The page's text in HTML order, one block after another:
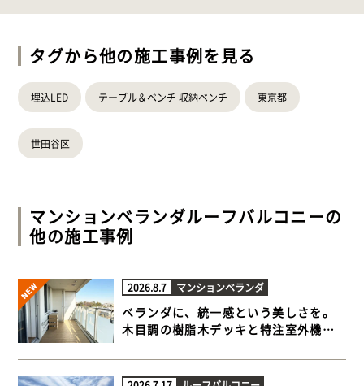
タグから他の施工事例を見る
埋込LED テーブル＆ベンチ 収納ベンチ 東京都
世田谷区
マンションベランダルーフバルコニーの
他の施工事例
2026.8.7 マンションベランダ
ベランダに、統一感という美しさを。
木目調の樹脂木デッキと特注室外機カ
脂木デッキ】